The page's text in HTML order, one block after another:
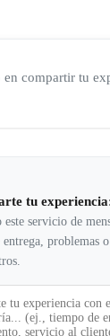
en compartir tu
tu
este servicio de
problemas